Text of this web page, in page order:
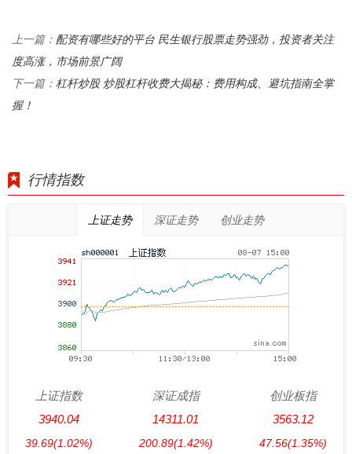
上一篇： 配资有哪些好的平台 民生银行股票走势强劲，投资者关注
度高涨，市场前景广阔
下一篇： 杠杆炒股 炒股杠杆收费大揭秘：费用构成、避坑指南全掌
握！
行情指数
上证走势 深证走势 创业走势
上证指数
3940.04
39.69(1.02%)
深证成指
14311.01
200.89(1.42%)
创业板指
3563.12
47.56(1.35%)